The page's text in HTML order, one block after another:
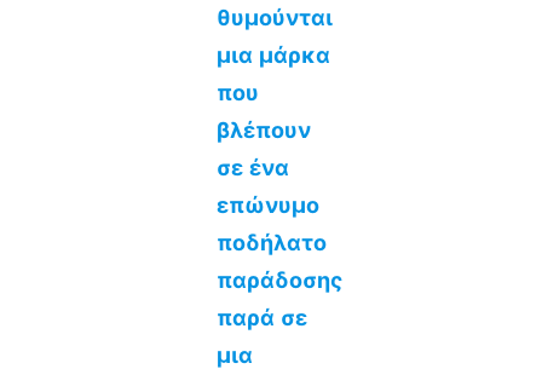
θυμούνται
μια μάρκα
που
βλέπουν
σε ένα
επώνυμο
ποδήλατο
παράδοσης
παρά σε
μια